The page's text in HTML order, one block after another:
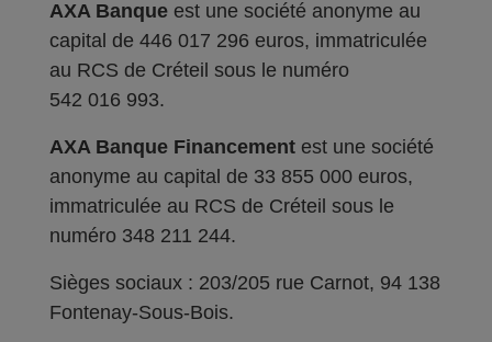
AXA Banque est une société anonyme au
capital de 446 017 296 euros, immatriculée
au RCS de Créteil sous le numéro
542 016 993.
AXA Banque Financement est une société
anonyme au capital de 33 855 000 euros,
immatriculée au RCS de Créteil sous le
numéro 348 211 244.
Sièges sociaux : 203/205 rue Carnot, 94 138
Fontenay-Sous-Bois.